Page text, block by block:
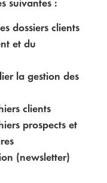
suivantes :
dossiers clients
et du
la gestion des
clients
prospects et
(newsletter)